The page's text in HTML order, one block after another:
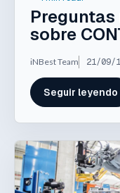
sobre
iNBest Team 21/09/
Seguir leyendo